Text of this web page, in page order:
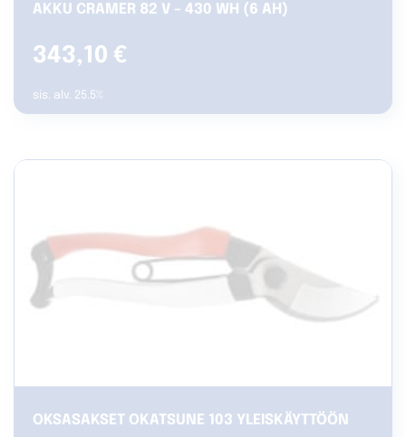
AKKU CRAMER 82 V – 430 WH (6 AH)
343,10 €
sis. alv. 25.5%
OKSASAKSET OKATSUNE 103 YLEISKÄYTTÖÖN